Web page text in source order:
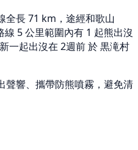
全長 71 km，途經和歌山
5 公里範圍內有 1 起熊出沒
一起出沒在 2週前 於 黒滝村
聲響、攜帶防熊噴霧，避免清